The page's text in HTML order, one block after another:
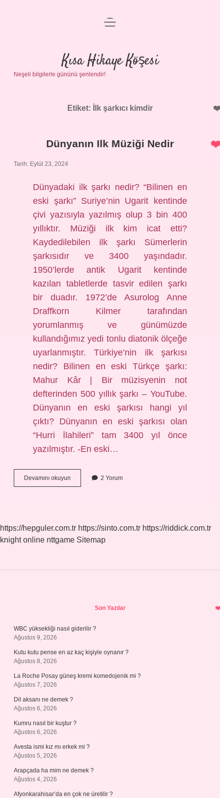
Anasayfa
Gizlilik Politikası
Yasal Uyarı
menüyü
Kısa Hikaye Köşesi
Neşeli bilgilerle gününü şenlendir!
Etiket: İlk şarkıcı kimdir
Dünyanın Ilk Müziği Nedir
Tarih: Eylül 23, 2024
Dünyadaki ilk şarkı nedir? “Bilinen en
eski şarkı” Suriye’nin Ugarit kentinde
çivi yazısıyla yazılmış olup 3 bin 400
yıllıktır. Müziği ilk kim icat etti?
Kaydedilebilen ilk şarkı Sümerlerin
şarkısıdır ve 3400 yaşındadır.
1950’lerde antik Ugarit kentinde
kazılan tabletlerde tasvir edilen şarkı
bir duadır. 1972’de Asurolog Anne
Draffkorn Kilmer tarafından
yorumlanmış ve günümüzde
kullandığımız yedi tonlu diatonik ölçeğe
uyarlanmıştır. Türkiye’nin ilk şarkısı
nedir? Bilinen en eski Türkçe şarkı:
Mahur Kâr | Bir müzisyenin not
defterinden 500 yıllık şarkı – YouTube.
Dünyanın en eski şarkısı hangi yıl
çıktı? Dünyanın en eski şarkısı olan
“Hurri İlahileri” tam 3400 yıl önce
yazılmıştır. -En eski…
Devamını okuyun Dünyanın
Ilk
2 Yorum
https://hepguler.com.tr https://sinto.com.tr https://riddick.com.tr
knight online nttgame Sitemap
Son Yazılar
WBC yüksekliği nasıl giderilir ?
Ağustos 9, 2026
Kutu kutu pense en az kaç kişiyle oynanır ?
Ağustos 8, 2026
La Roche Posay güneş kremi komedojenik mi ?
Ağustos 7, 2026
Dil aksanı ne demek ?
Ağustos 6, 2026
Kumru nasıl bir kuştur ?
Ağustos 6, 2026
Avesta ismi kız mı erkek mi ?
Ağustos 5, 2026
Arapçada ha mim ne demek ?
Ağustos 4, 2026
Afyonkarahisar’da en çok ne üretilir ?